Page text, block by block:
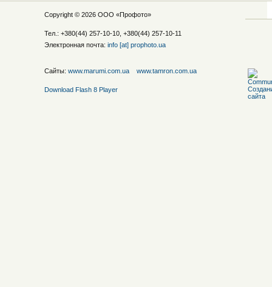
Copyright © 2026 ООО «Профото»
Тел.: +380(44) 257-10-10, +380(44) 257-10-11
Электронная почта: info [at] prophoto.ua
Сайты: www.marumi.com.ua www.tamron.com.ua
Download Flash 8 Player